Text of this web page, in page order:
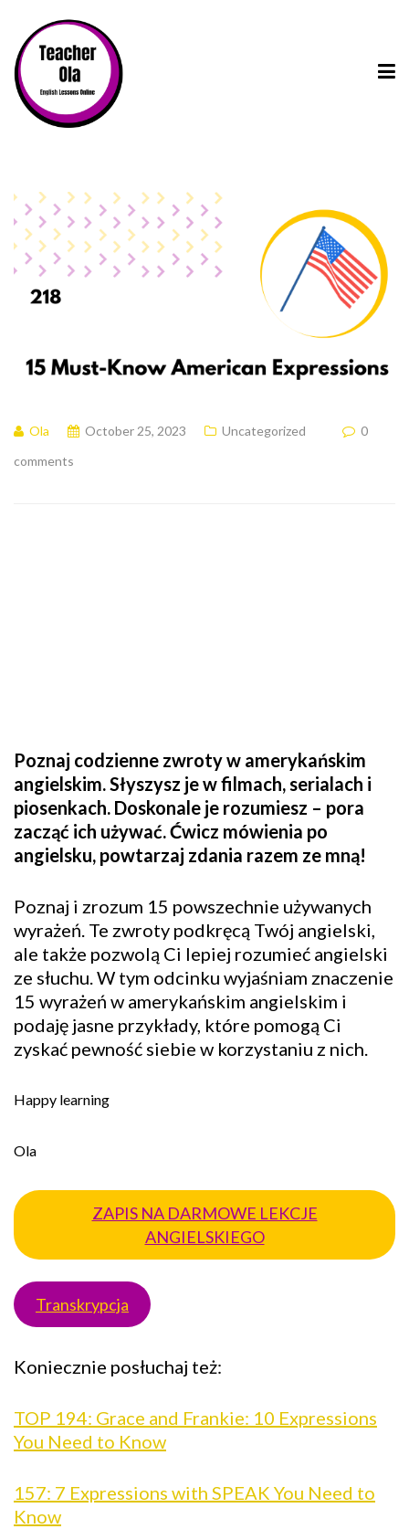
Ola October 25, 2023 Uncategorized
0
comments
Poznaj codzienne zwroty w amerykańskim
angielskim. Słyszysz je w filmach, serialach i
piosenkach. Doskonale je rozumiesz – pora
zacząć ich używać. Ćwicz mówienia po
angielsku, powtarzaj zdania razem ze mną!
Poznaj i zrozum 15 powszechnie używanych
wyrażeń. Te zwroty podkręcą Twój angielski,
ale także pozwolą Ci lepiej rozumieć angielski
ze słuchu. W tym odcinku wyjaśniam znaczenie
15 wyrażeń w amerykańskim angielskim i
podaję jasne przykłady, które pomogą Ci
zyskać pewność siebie w korzystaniu z nich.
Happy learning
Ola
ZAPIS NA DARMOWE LEKCJE
ANGIELSKIEGO
Transkrypcja
Koniecznie posłuchaj też:
TOP 194: Grace and Frankie: 10 Expressions
You Need to Know
157: 7 Expressions with SPEAK You Need to
Know